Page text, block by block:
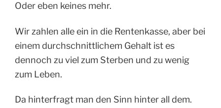
Oder eben keines mehr.
Wir zahlen alle ein in die Rentenkasse, aber bei
einem durchschnittlichem Gehalt ist es
dennoch zu viel zum Sterben und zu wenig
zum Leben.
Da hinterfragt man den Sinn hinter all dem.